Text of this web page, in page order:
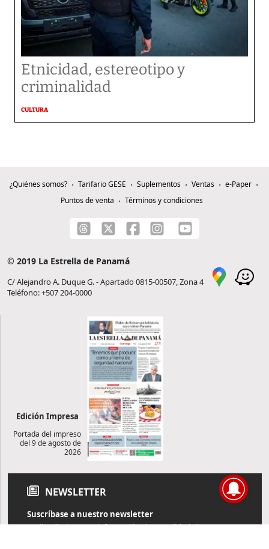
Etnicidad, estereotipo y
criminalidad
CULTURA
¿Quiénes somos? Tarifario GESE Suplementos Ventas
e-Paper
Puntos de venta
Términos y condiciones
© 2019 La Estrella de Panamá
C/ Alejandro A. Duque G. - Apartado 0815-00507, Zona 4
Teléfono: +507 204-0000
Edición Impresa
Portada del impreso
del 9 de agosto de
2026
NEWSLETTER
Suscríbase a nuestro newsletter
Reciba diariamente información de actualidad directamente en